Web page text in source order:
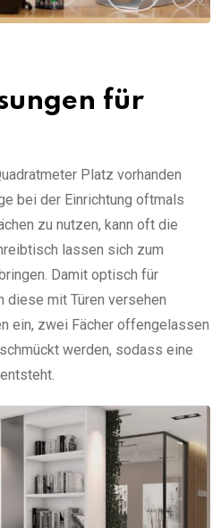
für
Platz vorhanden
bei der Einrichtung oftmals
zu nutzen, kann oft die
lassen sich zum
Damit optisch für
mit Türen versehen
ein, zwei Fächer offengelassen
werden, sodass eine